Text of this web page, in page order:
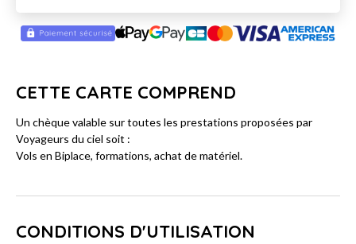
CETTE CARTE COMPREND
Un chèque valable sur toutes les prestations proposées par
Voyageurs du ciel soit :
Vols en Biplace, formations, achat de matériel.
CONDITIONS D'UTILISATION